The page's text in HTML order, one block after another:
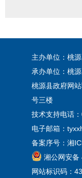
主办单位：桃
承办单位：桃
桃源县政府网
号三楼
技术支持电话
电子邮箱：
备案序号： 湘
湘公网安备
网站标识码：